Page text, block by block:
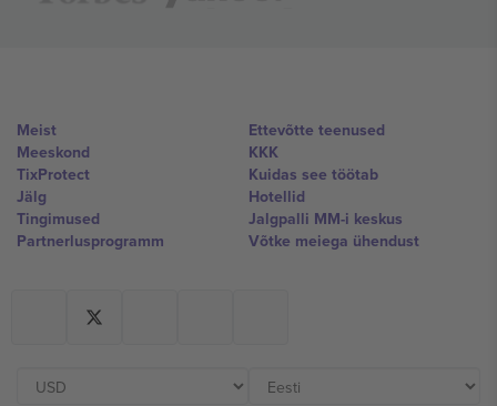
Meist
Meeskond
TixProtect
Jälg
Tingimused
Partnerlusprogramm
Ettevõtte teenused
KKK
Kuidas see töötab
Hotellid
Jalgpalli MM-i keskus
Võtke meiega ühendust